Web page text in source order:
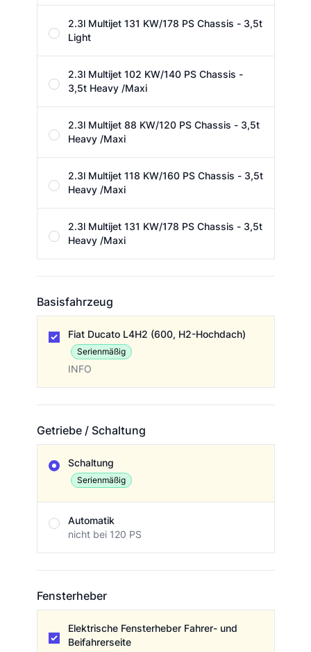
2.3l Multijet 131 KW/178 PS Chassis - 3,5t
Light
2.3l Multijet 102 KW/140 PS Chassis -
3,5t Heavy /Maxi
2.3l Multijet 88 KW/120 PS Chassis - 3,5t
Heavy /Maxi
2.3l Multijet 118 KW/160 PS Chassis - 3,5t
Heavy /Maxi
2.3l Multijet 131 KW/178 PS Chassis - 3,5t
Heavy /Maxi
Basisfahrzeug
Fiat Ducato L4H2 (600, H2-Hochdach)
Serienmäßig
INFO
Getriebe / Schaltung
Schaltung
Serienmäßig
Automatik
nicht bei 120 PS
Fensterheber
Elektrische Fensterheber Fahrer- und
Beifahrerseite